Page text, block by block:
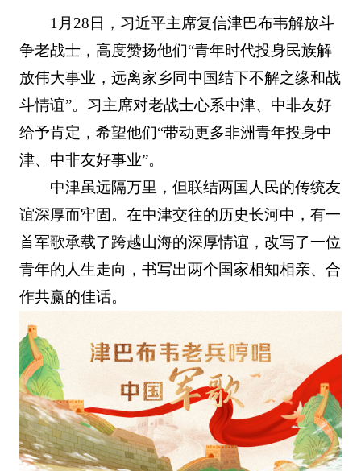
1月28日，习近平主席复信津巴布韦解放斗
争老战士，高度赞扬他们“青年时代投身民族解
放伟大事业，远离家乡同中国结下不解之缘和战
斗情谊”。习主席对老战士心系中津、中非友好
给予肯定，希望他们“带动更多非洲青年投身中
津、中非友好事业”。
中津虽远隔万里，但联结两国人民的传统友
谊深厚而牢固。在中津交往的历史长河中，有一
首军歌承载了跨越山海的深厚情谊，改写了一位
青年的人生走向，书写出两个国家相知相亲、合
作共赢的佳话。